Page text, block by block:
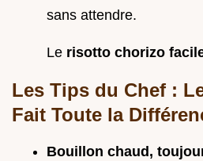
sans attendre.
Le risotto chorizo
Les Tips du Chef :
Fait Toute la
Bouillon chaud,